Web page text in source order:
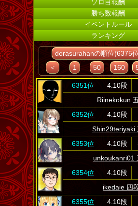
ゾロ目報酬
勝ち数報酬
イベントルール
ランキング
dorasurahanの順位(6375
＜
1 50 160
6351位 4.10段
Riinekokun
6352位
4.10段
Shin29teriyaki
6353位
4.10段
unkoukanri01
6354位
4.10段
ikedaie 四
6355位
4.10段